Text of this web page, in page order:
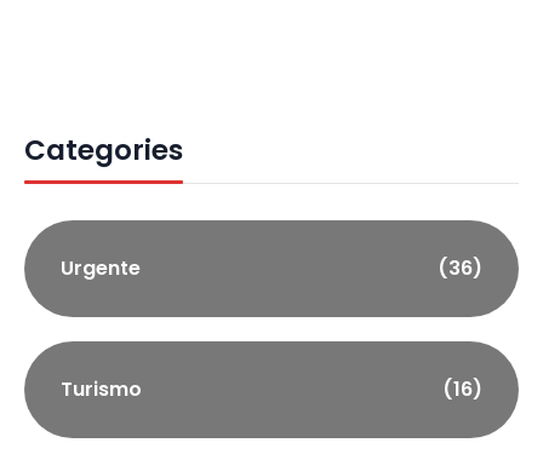
Categories
Urgente (36)
Turismo (16)